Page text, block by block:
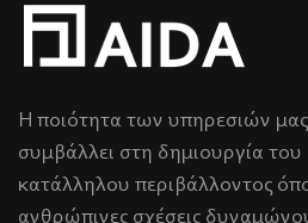
Η ποιότητα των υπηρεσιών μας
συμβάλλει στη δημιουργία του
κατάλληλου περιβάλλοντος
ανθρώπινες σχέσεις